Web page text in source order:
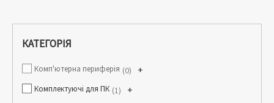
КАТЕГОРІЯ
Комп'ютерна периферія +
0
Комплектуючі для ПК +
1